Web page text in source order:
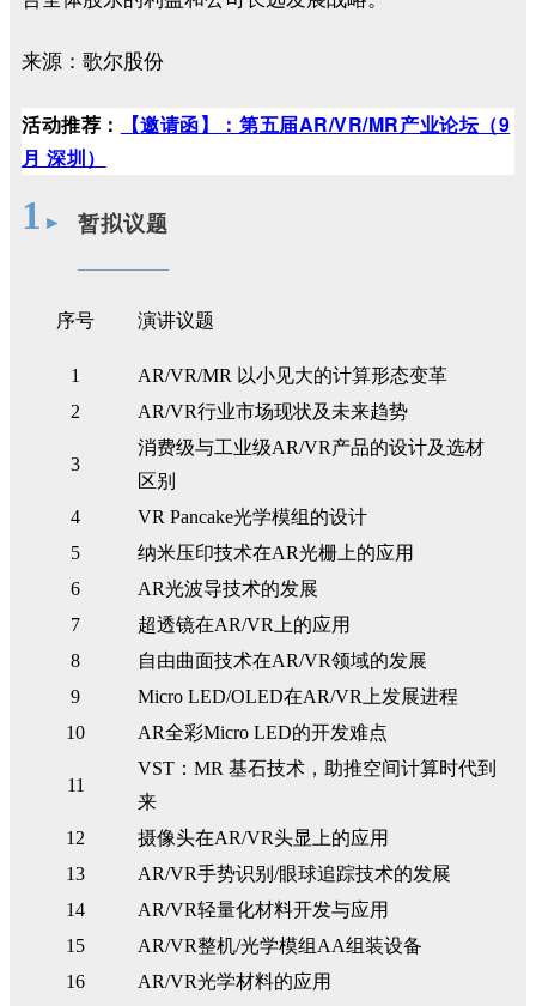
来源：歌尔股份
活动推荐： 【邀请函】：第五届AR/VR/MR产业论坛（9
月 深圳）
1 ► 暂拟议题
序号 演讲议题
1
AR/VR/MR 以小见大的计算形态变革
2
AR/VR行业市场现状及未来趋势
3
消费级与工业级AR/VR产品的设计及选材
区别
4
VR Pancake光学模组的设计
5
纳米压印技术在AR光栅上的应用
6
AR光波导技术的发展
7
超透镜在AR/VR上的应用
8
自由曲面技术在AR/VR领域的发展
9
Micro LED/OLED在AR/VR上发展进程
10
AR全彩Micro LED的开发难点
11
VST：MR 基石技术，助推空间计算时代到
来
12
摄像头在AR/VR头显上的应用
13
AR/VR手势识别/眼球追踪技术的发展
14
AR/VR轻量化材料开发与应用
15
AR/VR整机/光学模组AA组装设备
16
AR/VR光学材料的应用